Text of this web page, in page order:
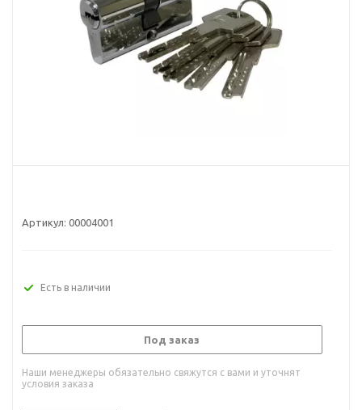
Артикул: 00004001
Есть в наличии
Под заказ
Наши менеджеры обязательно свяжутся с вами и уточнят
условия заказа